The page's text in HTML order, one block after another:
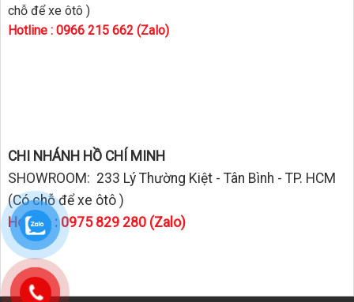
chỗ để xe ôtô )
Hotline : 0966 215 662 (Zalo)
CHI NHÁNH HỒ CHÍ MINH
SHOWROOM: 233 Lý Thường Kiệt - Tân Bình - TP. HCM
(Có chỗ để xe ôtô )
Hotline : 0975 829 280 (Zalo)